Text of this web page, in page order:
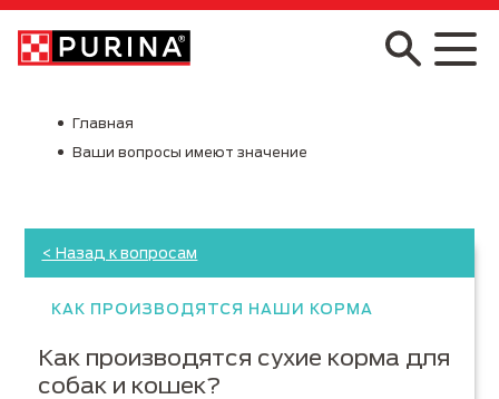
Skip to main content
Главная
Ваши вопросы имеют значение
< Назад к вопросам
КАК ПРОИЗВОДЯТСЯ НАШИ КОРМА
Как производятся сухие корма для
собак и кошек?